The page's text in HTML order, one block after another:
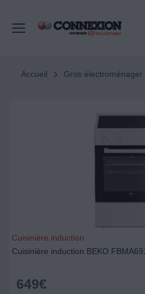
Accueil Gros électroménager
Cuisinière induction
Cuisinière induction BEKO
649€